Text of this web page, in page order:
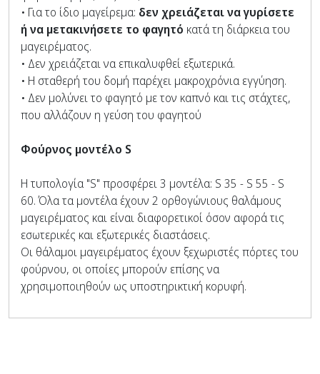
• Για το ίδιο μαγείρεμα: δεν χρειάζεται να γυρίσετε
ή να μετακινήσετε το φαγητό κατά τη διάρκεια του
μαγειρέματος.
• Δεν χρειάζεται να επικαλυφθεί εξωτερικά.
• Η σταθερή του δομή παρέχει μακροχρόνια εγγύηση.
• Δεν μολύνει το φαγητό με τον καπνό και τις στάχτες,
που αλλάζουν η γεύση του φαγητού
Φούρνος μοντέλο S
Η τυπολογία "S" προσφέρει 3 μοντέλα: S 35 - S 55 - S
60. Όλα τα μοντέλα έχουν 2 ορθογώνιους θαλάμους
μαγειρέματος και είναι διαφορετικοί όσον αφορά τις
εσωτερικές και εξωτερικές διαστάσεις.
Οι θάλαμοι μαγειρέματος έχουν ξεχωριστές πόρτες του
φούρνου, οι οποίες μπορούν επίσης να
χρησιμοποιηθούν ως υποστηρικτική κορυφή.